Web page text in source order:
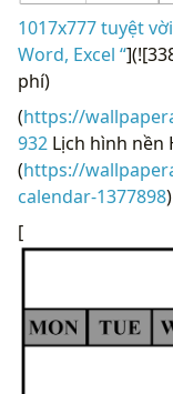
1017x777 tuyệt
Word, Excel “
phí)
(https://
932 Lịch hình nền
(https://
calendar-1377898)
[